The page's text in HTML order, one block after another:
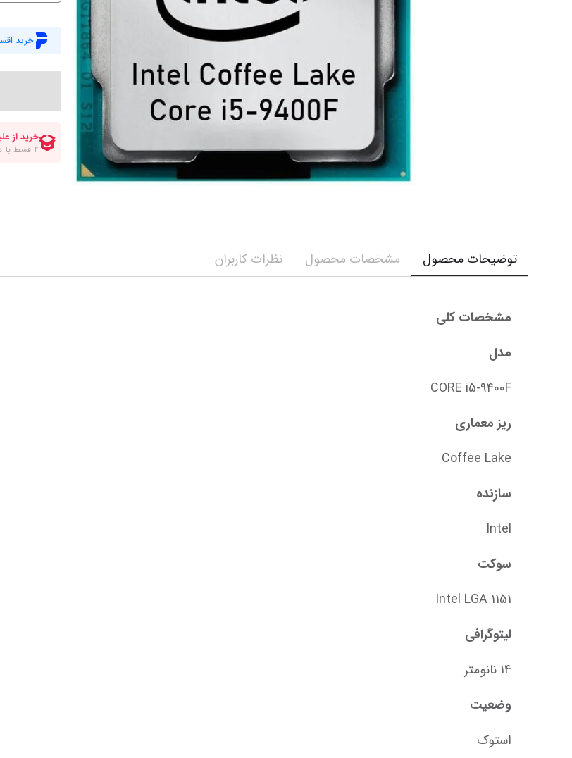
خرید
توضیحات محصول مشخصات محصول نظرات کاربران
مشخصات کلی
مدل
CORE i5-9400F
ریز معماری
Coffee Lake
سازنده
Intel
سوکت
Intel LGA 1151
لیتوگرافی
14 نانومتر
وضعیت
استوک